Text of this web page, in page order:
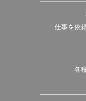
仕事を依
各